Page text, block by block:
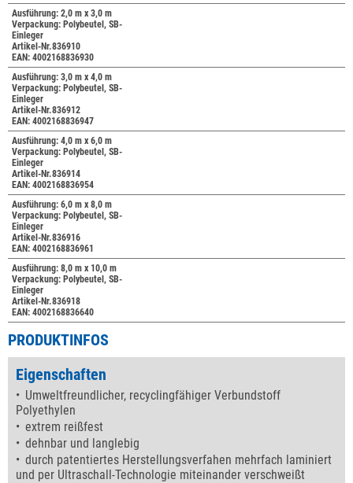
Ausführung: 2,0 m x 3,0 m
Verpackung: Polybeutel, SB-
Einleger
Artikel-Nr.836910
EAN: 4002168836930
Ausführung: 3,0 m x 4,0 m
Verpackung: Polybeutel, SB-
Einleger
Artikel-Nr.836912
EAN: 4002168836947
Ausführung: 4,0 m x 6,0 m
Verpackung: Polybeutel, SB-
Einleger
Artikel-Nr.836914
EAN: 4002168836954
Ausführung: 6,0 m x 8,0 m
Verpackung: Polybeutel, SB-
Einleger
Artikel-Nr.836916
EAN: 4002168836961
Ausführung: 8,0 m x 10,0 m
Verpackung: Polybeutel, SB-
Einleger
Artikel-Nr.836918
EAN: 4002168836640
PRODUKTINFOS
Eigenschaften
Umweltfreundlicher, recyclingfähiger Verbundstoff
Polyethylen
extrem reißfest
dehnbar und langlebig
durch patentiertes Herstellungsverfahen mehrfach laminiert
und per Ultraschall-Technologie miteinander verschweißt